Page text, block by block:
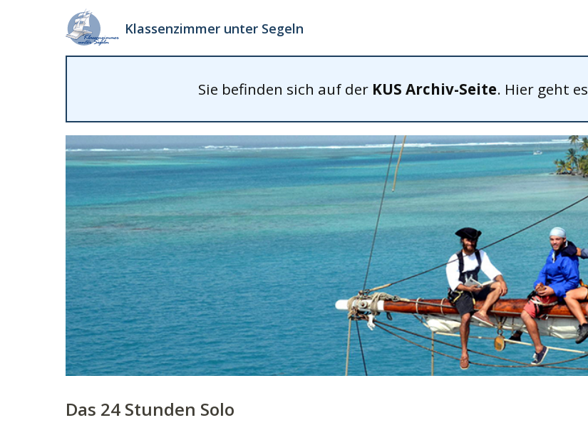
Klassenzimmer unter Segeln
Sie befinden sich auf der KUS Archiv-Seite. Hier geht es
Das 24 Stunden Solo